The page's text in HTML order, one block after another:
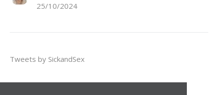
25/10/2024
Tweets by SickandSex